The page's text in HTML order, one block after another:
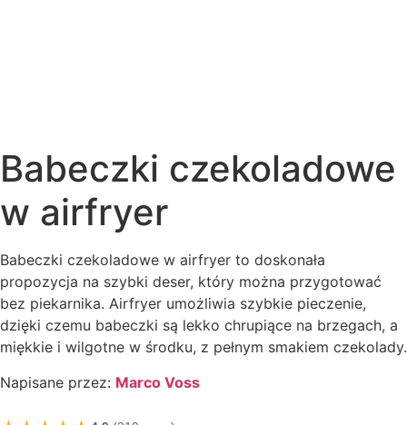
Babeczki czekoladowe
w airfryer
Babeczki czekoladowe w airfryer to doskonała
propozycja na szybki deser, który można przygotować
bez piekarnika. Airfryer umożliwia szybkie pieczenie,
dzięki czemu babeczki są lekko chrupiące na brzegach, a
miękkie i wilgotne w środku, z pełnym smakiem czekolady.
Napisane przez: Marco Voss